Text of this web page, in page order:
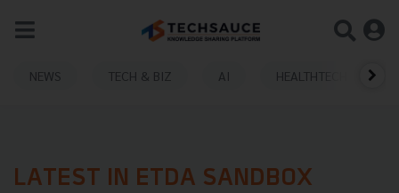
NEWS TECH & BIZ AI HEALTHTECH
LATEST IN ETDA SANDBOX